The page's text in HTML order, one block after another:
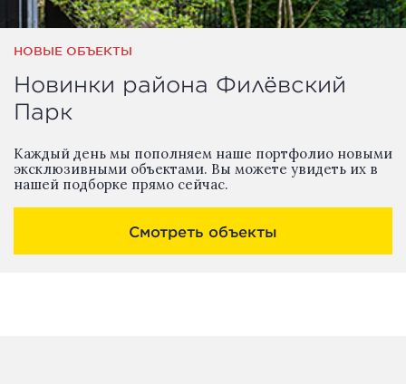
НОВЫЕ ОБЪЕКТЫ
Новинки района Филёвский
Парк
Каждый день мы пополняем наше портфолио новыми
эксклюзивными объектами. Вы можете увидеть их в
нашей подборке прямо сейчас.
Смотреть объекты